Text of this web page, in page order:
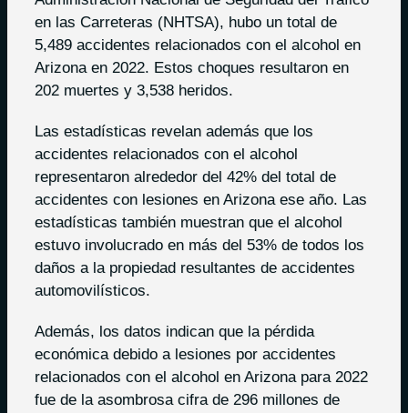
en las Carreteras (NHTSA), hubo un total de
5,489 accidentes relacionados con el alcohol en
Arizona en 2022. Estos choques resultaron en
202 muertes y 3,538 heridos.
Las estadísticas revelan además que los
accidentes relacionados con el alcohol
representaron alrededor del 42% del total de
accidentes con lesiones en Arizona ese año. Las
estadísticas también muestran que el alcohol
estuvo involucrado en más del 53% de todos los
daños a la propiedad resultantes de accidentes
automovilísticos.
Además, los datos indican que la pérdida
económica debido a lesiones por accidentes
relacionados con el alcohol en Arizona para 2022
fue de la asombrosa cifra de 296 millones de